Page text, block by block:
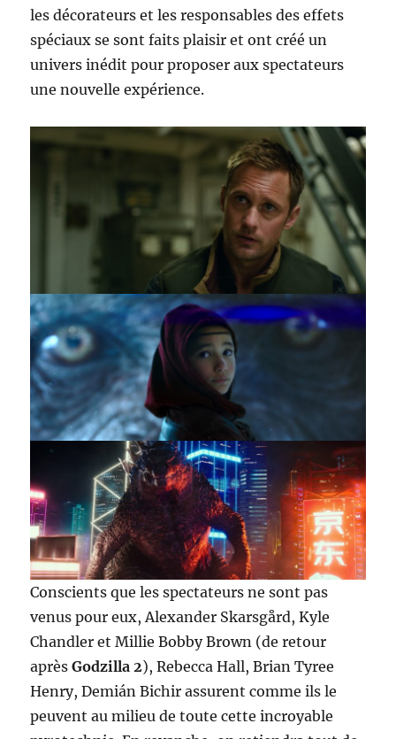
les décorateurs et les responsables des effets
spéciaux se sont faits plaisir et ont créé un
univers inédit pour proposer aux spectateurs
une nouvelle expérience.
Conscients que les spectateurs ne sont pas
venus pour eux, Alexander Skarsgård, Kyle
Chandler et Millie Bobby Brown (de retour
après Godzilla 2), Rebecca Hall, Brian Tyree
Henry, Demián Bichir assurent comme ils le
peuvent au milieu de toute cette incroyable